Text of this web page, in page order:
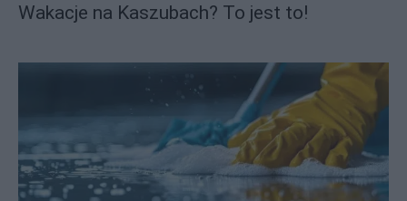
Wakacje na Kaszubach? To jest to!